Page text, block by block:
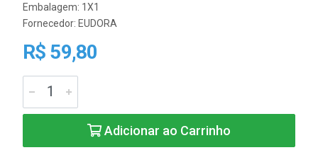
Embalagem: 1X1
Fornecedor: EUDORA
R$ 59,80
Adicionar ao Carrinho